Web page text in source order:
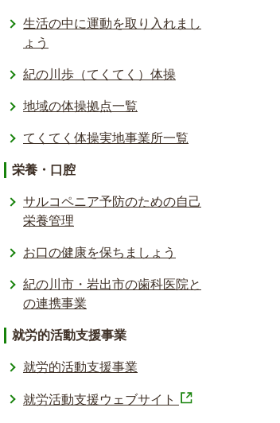
生活の中に運動を取り入れまし
ょう
紀の川歩（てくてく）体操
地域の体操拠点一覧
てくてく体操実地事業所一覧
栄養・口腔
サルコペニア予防のための自己
栄養管理
お口の健康を保ちましょう
紀の川市・岩出市の歯科医院と
の連携事業
就労的活動支援事業
就労的活動支援事業
就労活動支援ウェブサイト